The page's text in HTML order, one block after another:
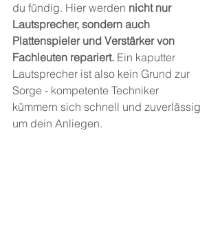
du fündig. Hier werden nicht nur
Lautsprecher, sondern auch
Plattenspieler und Verstärker von
Fachleuten repariert. Ein kaputter
Lautsprecher ist also kein Grund zur
Sorge - kompetente Techniker
kümmern sich schnell und zuverlässig
um dein Anliegen.